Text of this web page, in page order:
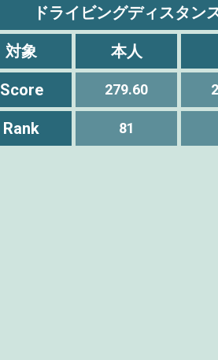
ドライビングディスタン
対象 本人
Score 279.60
Rank 81